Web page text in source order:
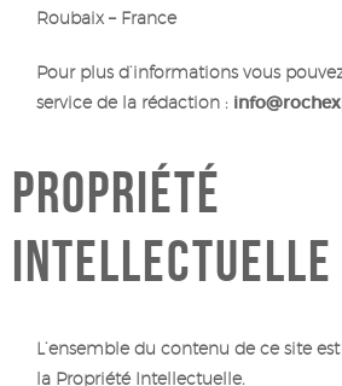
Roubaix – France
Pour plus d’informations vous
service de la rédaction :
PROPRIÉTÉ
INTELLECTUELLE
L’ensemble du contenu de ce site
la Propriété Intellectuelle.